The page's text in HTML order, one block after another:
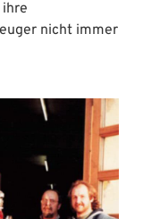
nicht immer